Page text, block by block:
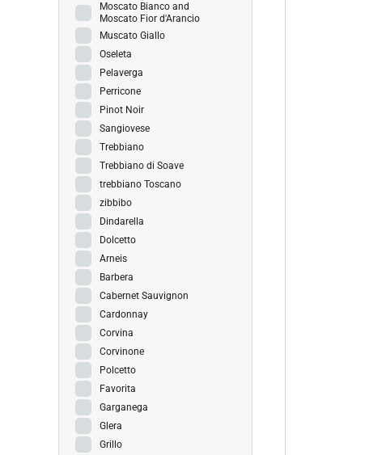
Moscato Bianco and
Moscato Fior d'Arancio
Muscato Giallo
Oseleta
Pelaverga
Perricone
Pinot Noir
Sangiovese
Trebbiano
Trebbiano di Soave
trebbiano Toscano
zibbibo
Dindarella
Dolcetto
Arneis
Barbera
Cabernet Sauvignon
Cardonnay
Corvina
Corvinone
Polcetto
Favorita
Garganega
Glera
Grillo